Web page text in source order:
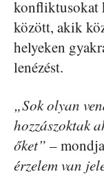
konfliktusokat
között, akik
helyeken
lenézést.
„Sok olyan
hozzászoktak
őket” –
érzelem van